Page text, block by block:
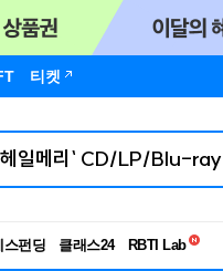
티켓
스펀딩 클래스24
독서유형검사